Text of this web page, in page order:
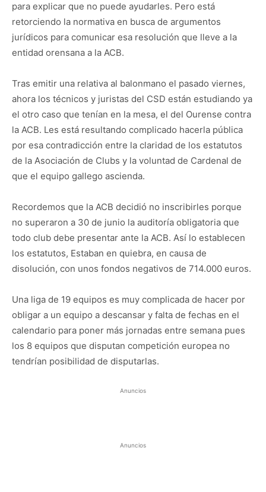
para explicar que no puede ayudarles. Pero está
retorciendo la normativa en busca de argumentos
jurídicos para comunicar esa resolución que lleve a la
entidad orensana a la ACB.
Tras emitir una relativa al balonmano el pasado viernes,
ahora los técnicos y juristas del CSD están estudiando ya
el otro caso que tenían en la mesa, el del Ourense contra
la ACB. Les está resultando complicado hacerla pública
por esa contradicción entre la claridad de los estatutos
de la Asociación de Clubs y la voluntad de Cardenal de
que el equipo gallego ascienda.
Recordemos que la ACB decidió no inscribirles porque
no superaron a 30 de junio la auditoría obligatoria que
todo club debe presentar ante la ACB. Así lo establecen
los estatutos, Estaban en quiebra, en causa de
disolución, con unos fondos negativos de 714.000 euros.
Una liga de 19 equipos es muy complicada de hacer por
obligar a un equipo a descansar y falta de fechas en el
calendario para poner más jornadas entre semana pues
los 8 equipos que disputan competición europea no
tendrían posibilidad de disputarlas.
Anuncios
Anuncios